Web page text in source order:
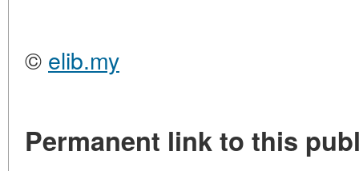
© elib.my
Permanent link to this